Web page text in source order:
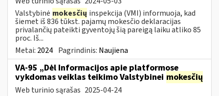
Valstybinė mokesčių inspekcija (VMI) informuoja, kad
šiemet iš 836 tūkst. pajamų mokesčio deklaracijas
privalančių pateikti gyventojų šią pareigą laiku atliko 85
proc. Iš...
Metai: 2024 Pagrindinis: Naujiena
VA-95 „Dėl Informacijos apie platformose
vykdomas veiklas teikimo Valstybinei mokesčių
Web turinio sąrašas 2025-04-24